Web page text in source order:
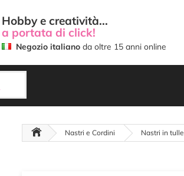
Hobby e creatività...
a portata di click!
Negozio italiano da oltre 15 anni online
Nastri e Cordini Nastri in tulle